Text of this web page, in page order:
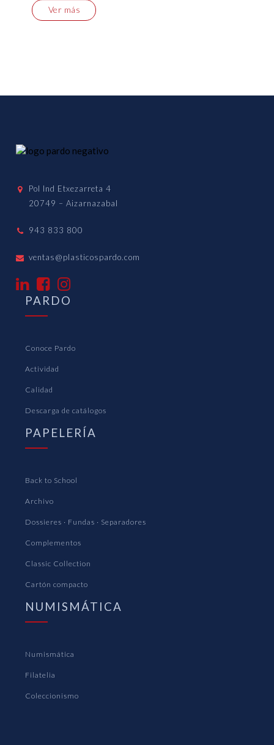
Ver más
Pol Ind Etxezarreta 4
20749 – Aizarnazabal
943 833 800
ventas@plasticospardo.com
PARDO
Conoce Pardo
Actividad
Calidad
Descarga de catálogos
PAPELERÍA
Back to School
Archivo
Dossieres · Fundas · Separadores
Complementos
Classic Collection
Cartón compacto
NUMISMÁTICA
Numismática
Filatelia
Coleccionismo